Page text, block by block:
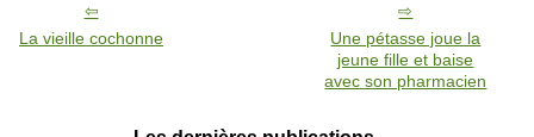
La vieille cochonne
Une pétasse joue la
jeune fille et baise
avec son pharmacien